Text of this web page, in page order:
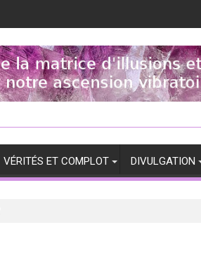
VÉRITÉS ET COMPLOT DIVULGATION